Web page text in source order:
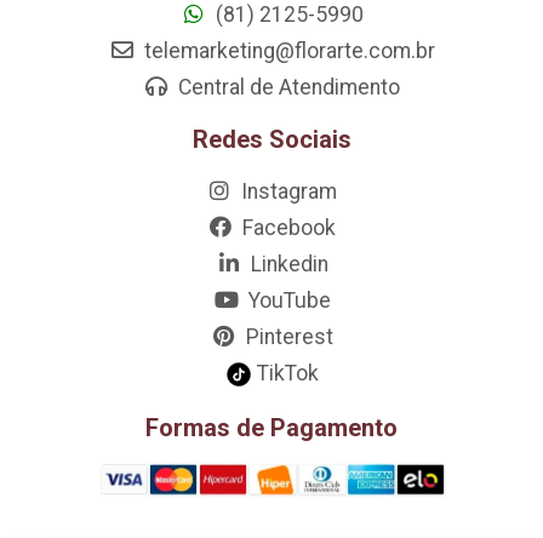
(81) 2125-5990
telemarketing@florarte.com.br
Central de Atendimento
Redes Sociais
Instagram
Facebook
Linkedin
YouTube
Pinterest
TikTok
Formas de Pagamento